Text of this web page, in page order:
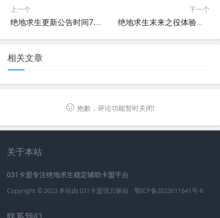
上一个
绝地求生更新公告时间7.7最新消息-绝地求生7月7日更新内容及玩法变化
下一个
绝地求生末来之役体验服最新玩法-绝地求生末来之役体验服玩家体验分享
相关文章
抱歉，评论功能暂时关闭!
关于本站
031卡盟专注绝地求生稳定辅助卡盟平台
Copyright © 2023 本站由 031卡盟强力驱动 鄂ICP备2023011641号-6